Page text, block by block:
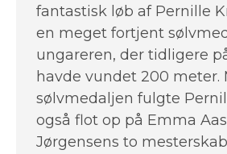
fantastisk løb af Pernille
en meget fortjent
ungareren, der tidligere
havde vundet 200 meter.
sølvmedaljen fulgte
også flot op på Emma
Jørgensens to